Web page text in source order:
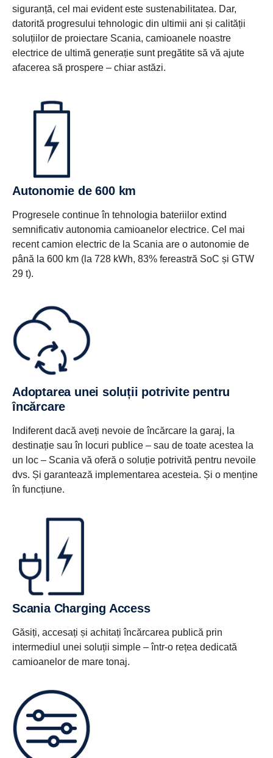
siguranță, cel mai evident este sustenabilitatea. Dar,
datorită progresului tehnologic din ultimii ani și calității
soluțiilor de proiectare Scania, camioanele noastre
electrice de ultimă generație sunt pregătite să vă ajute
afacerea să prospere – chiar astăzi.
Autonomie de 600 km
Progresele continue în tehnologia bateriilor extind
semnificativ autonomia camioanelor electrice. Cel mai
recent camion electric de la Scania are o autonomie de
până la 600 km (la 728 kWh, 83% fereastră SoC și GTW
29 t).
Adoptarea unei soluții potrivite pentru
încărcare
Indiferent dacă aveți nevoie de încărcare la garaj, la
destinație sau în locuri publice – sau de toate acestea la
un loc – Scania vă oferă o soluție potrivită pentru nevoile
dvs. Și garantează implementarea acesteia. Și o menține
în funcțiune.
Scania Charging Access
Găsiți, accesați și achitați încărcarea publică prin
intermediul unei soluții simple – într-o rețea dedicată
camioanelor de mare tonaj.